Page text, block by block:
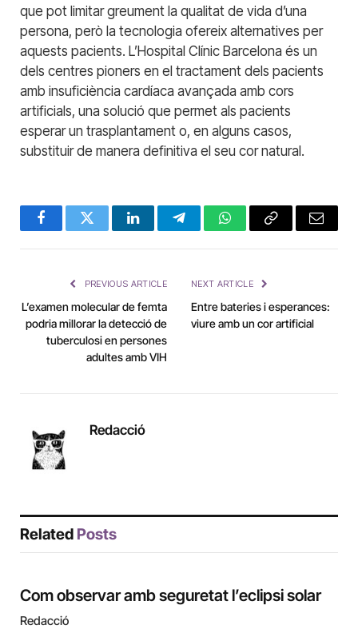
que pot limitar greument la qualitat de vida d’una
persona, però la tecnologia ofereix alternatives per
aquests pacients. L’Hospital Clínic Barcelona és un
dels centres pioners en el tractament dels pacients
amb insuficiència cardíaca avançada amb cors
artificials, una solució que permet als pacients
esperar un trasplantament o, en alguns casos,
substituir de manera definitiva el seu cor natural.
FacebookTwitter LinkedInTelegramWhatsAppCopy
Email
PREVIOUS ARTICLE
L’examen molecular de femta
podria millorar la detecció de
tuberculosi en persones
adultes amb VIH
NEXT ARTICLE
Entre bateries i esperances:
viure amb un cor artificial
Redacció
Related Posts
Com observar amb seguretat l’eclipsi solar
Redacció